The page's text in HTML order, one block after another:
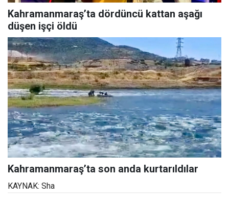
Kahramanmaraş’ta dördüncü kattan aşağı
düşen işçi öldü
Kahramanmaraş’ta son anda kurtarıldılar
KAYNAK: Sha